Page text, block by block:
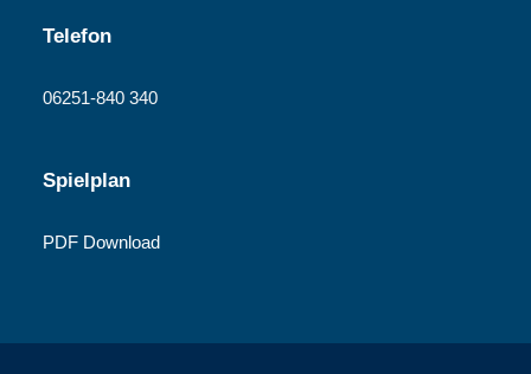
Telefon
06251-840 340
Spielplan
PDF Download